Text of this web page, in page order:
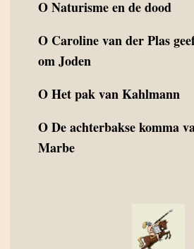
ONaturisme en de dood
O Caroline van der Plas
om Joden
OHet pak van Kahlmann
ODe achterbakse komma
Marbe